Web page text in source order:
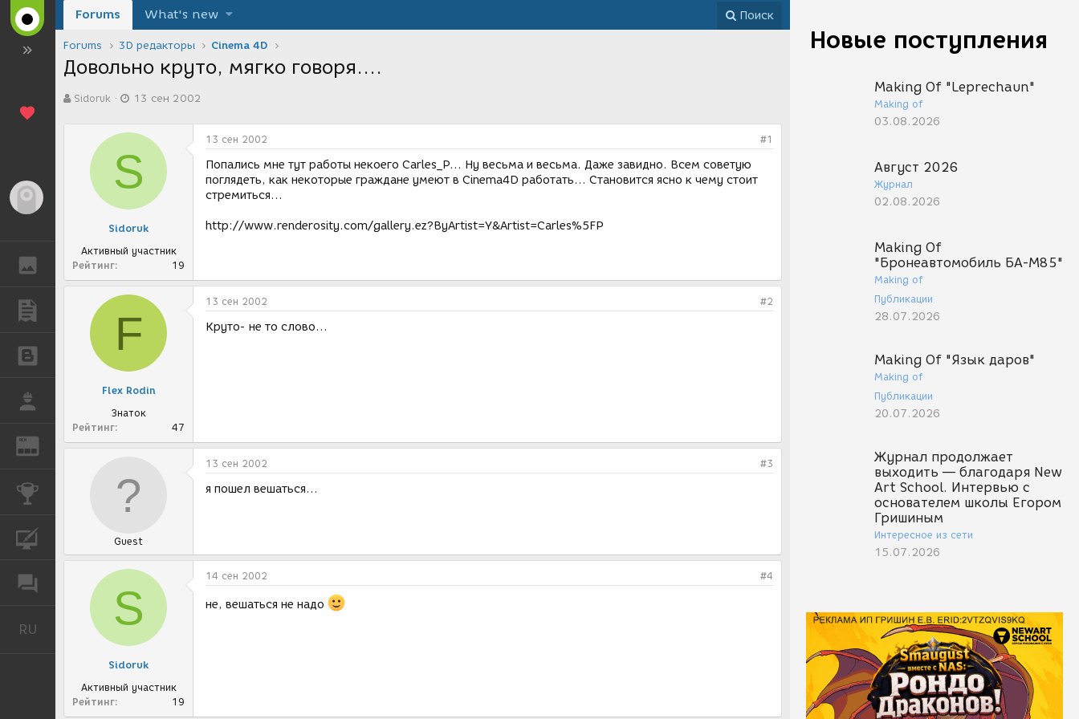
ГАЛЕРЕЯ
ПУБЛИКАЦИИ
БЛОГИ
REN ЖУРНАЛ
КОНКУРСЫ
ФОРУМ
RU Русский
Новые поступления
Making Of "Leprechaun"
Making of
03.08.2026
Август 2026
Журнал
02.08.2026
Making Of
"Бронеавтомобиль БА-М85"
Making of
Публикации
28.07.2026
Making Of "Язык даров"
Making of
Публикации
20.07.2026
Журнал продолжает
выходить — благодаря New
Art School. Интервью с
основателем школы Егором
Гришиным
Интересное из сети
15.07.2026
Forums What's new Поиск
Forums 3D редакторы Cinema 4D
Довольно круто, мягко говоря....
в
Sidoruk
а
а
о
з
д
и
я
13 сен 2002
S
Sidoruk
Активный участник
Рейтинг
19
13 сен 2002 #1
Попались мне тут работы некоего Carles_P... Ну весьма и весьма. Даже завидно. Всем советую
поглядеть, как некоторые граждане умеют в Cinema4D работать... Становится ясно к чему стоит
стремиться...
http://www.renderosity.com/gallery.ez?ByArtist=Y&Artist=Carles%5FP
F
Flex Rodin
Знаток
Рейтинг
47
13 сен 2002 #2
Круто- не то слово...
Guest
13 сен 2002 #3
я пошел вешаться...
S
Sidoruk
Активный участник
Рейтинг
19
14 сен 2002 #4
не, вешаться не надо